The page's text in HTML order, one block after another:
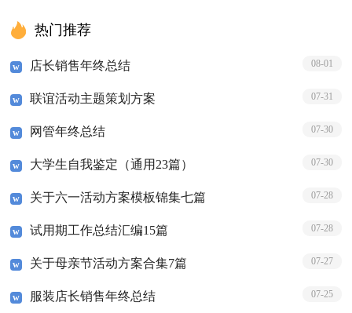
热门推荐
08-01
店长销售年终总结
07-31
联谊活动主题策划方案
07-30
网管年终总结
07-30
大学生自我鉴定（通用23篇）
07-28
关于六一活动方案模板锦集七篇
07-28
试用期工作总结汇编15篇
07-27
关于母亲节活动方案合集7篇
07-25
服装店长销售年终总结